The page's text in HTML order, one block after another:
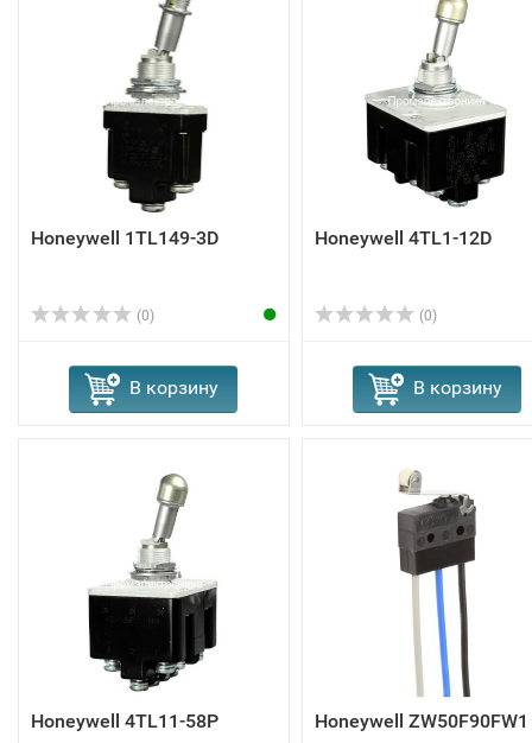
Honeywell 1TL149-3D
(0)
В корзину
Honeywell 4TL1-12D
(0)
В корзину
Honeywell 4TL11-58P Honeywell ZW50F90FW1